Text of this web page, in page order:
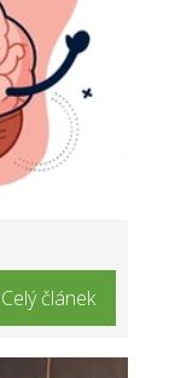
Celý článek